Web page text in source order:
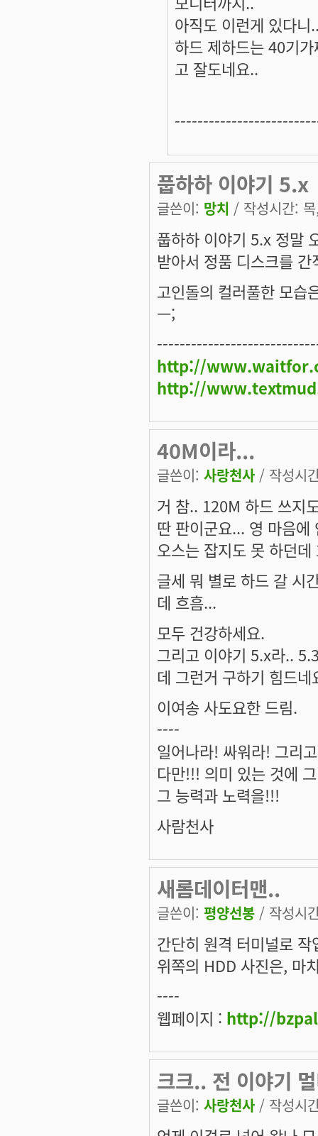
아직도 이런게 있다니
하드 제하드는 40기
고 잘도네요..
풉하하 이야기 5.x
글쓴이: 망치 / 작성시간:
풉하하 이야기 5.x 정말
받아서 정품 디스크를
고인돌의 컬러풀한 모습
ㅡ;
http://
http://
40M이라...
글쓴이: 사랑천사 / 작성시
거 참.. 120M 하드 쓰지
딴 판이군요... 영 마음
오스는 잡지도 못 하던
글세 뭐 별로 하드 갈 시
데 흐흠...
모두 건강하세요.
그리고 이야기 5.x라..
데 그런거 구하기 힘드
이여송 사도요한 드림.
----
일어나라! 싸워라! 그리
다만!!! 의미 있는 것에
그 능력과 노력을!!!
사람천사
새롬데이터맨..
글쓴이: 평양선봉 / 작성시
간단히 원격 터미널로
위쪽의 HDD 사진은, 마
----
웹페이지 : http://
크크.. 전 이야기
글쓴이: 사랑천사 / 작성시